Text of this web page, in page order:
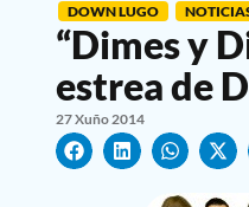
DOWN LUGO
“Dimes y
estrea de
27 Xuño 2014